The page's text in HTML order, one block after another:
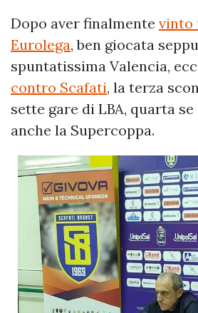
Dopo aver finalmente vinto
Eurolega, ben giocata
spuntatissima Valencia,
contro Scafati, la terza
sette gare di LBA, quarta
anche la Supercoppa.